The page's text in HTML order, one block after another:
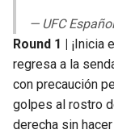
— UFC
Round 1 | ¡Inicia
regresa a la
con precaución
golpes al rostro
derecha sin hacer